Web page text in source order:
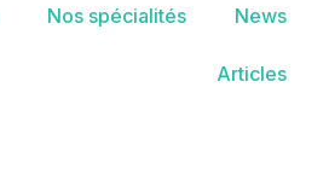
Nos spécialités News
Articles